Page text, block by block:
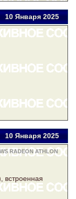
10 Января2025
10 Января2025
RADEON ATHLON
встроенная